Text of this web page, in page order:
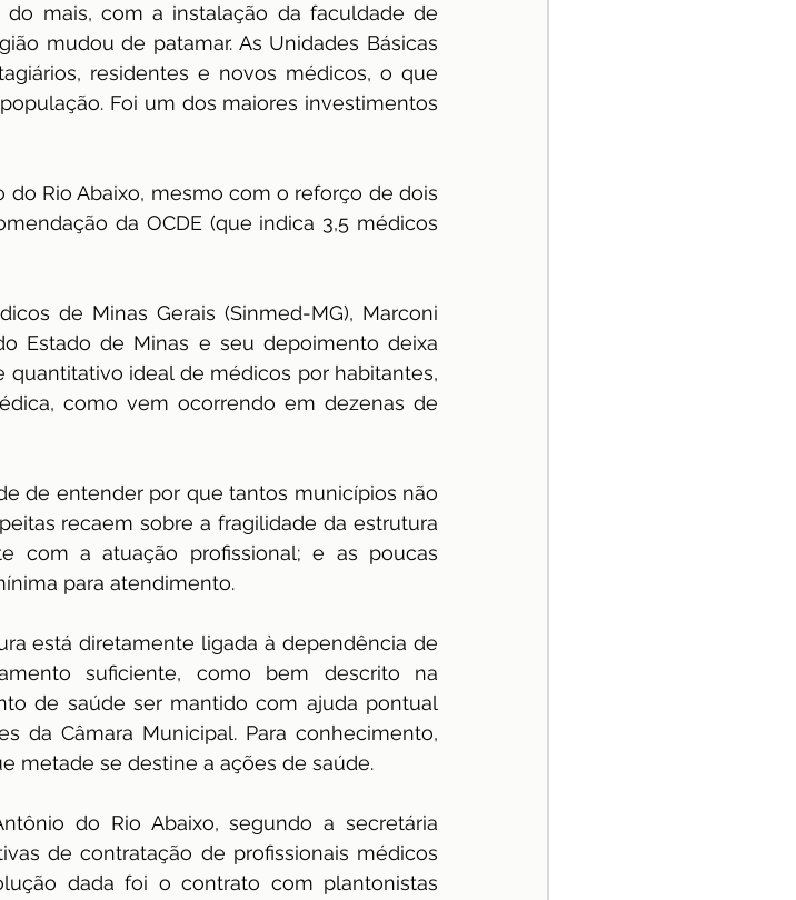
mais, com a instalação da faculdade de
mudou de patamar. As Unidades Básicas
residentes e novos médicos, o que
Foi um dos maiores investimentos
Rio Abaixo, mesmo com o reforço de dois
da OCDE (que indica 3,5 médicos
de Minas Gerais (Sinmed-MG), Marconi
Estado de Minas e seu depoimento deixa
ideal de médicos por habitantes,
como vem ocorrendo em dezenas de
de entender por que tantos municípios não
recaem sobre a fragilidade da estrutura
com a atuação profissional; e as poucas
para atendimento.
está diretamente ligada à dependência de
suficiente, como bem descrito na
de saúde ser mantido com ajuda pontual
da Câmara Municipal. Para conhecimento,
metade se destine a ações de saúde.
do Rio Abaixo, segundo a secretária
de contratação de profissionais médicos
dada foi o contrato com plantonistas